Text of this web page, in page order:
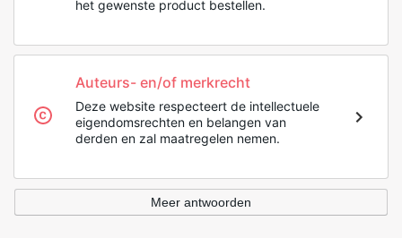
het gewenste product bestellen.
Auteurs- en/of merkrecht
Deze website respecteert de intellectuele
eigendomsrechten en belangen van
derden en zal maatregelen nemen.
Meer antwoorden